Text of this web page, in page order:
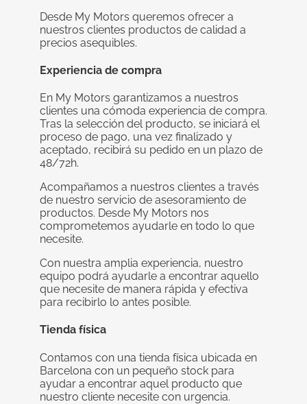
Desde My Motors queremos ofrecer a
nuestros clientes productos de calidad a
precios asequibles.
Experiencia de compra
En My Motors garantizamos a nuestros
clientes una cómoda experiencia de compra.
Tras la selección del producto, se iniciará el
proceso de pago, una vez finalizado y
aceptado, recibirá su pedido en un plazo de
48/72h.
Acompañamos a nuestros clientes a través
de nuestro servicio de asesoramiento de
productos. Desde My Motors nos
comprometemos ayudarle en todo lo que
necesite.
Con nuestra amplia experiencia, nuestro
equipo podrá ayudarle a encontrar aquello
que necesite de manera rápida y efectiva
para recibirlo lo antes posible.
Tienda física
Contamos con una tienda física ubicada en
Barcelona con un pequeño stock para
ayudar a encontrar aquel producto que
nuestro cliente necesite con urgencia.